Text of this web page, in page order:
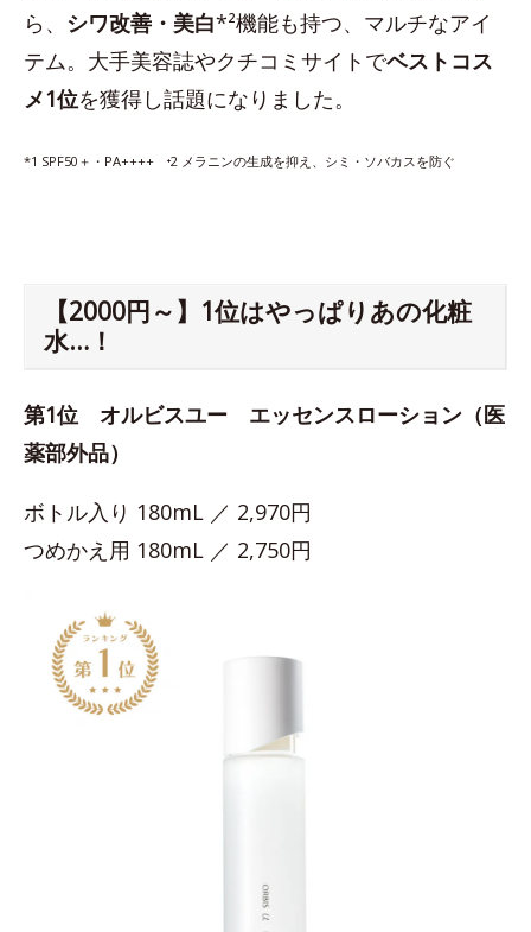
ら、 シワ改善・美白*²機能も持つ、マルチなアイ
テム。大手美容誌やクチコミサイトでベストコス
メ1位を獲得し話題になりました。
*1 SPF50＋・PA++++ ⁺2 メラニンの生成を抑え、シミ・ソバカスを防ぐ
【2000円～】1位はやっぱりあの化粧
水…！
第1位 オルビスユー エッセンスローション（医
薬部外品）
ボトル入り 180mL ／ 2,970円
つめかえ用 180mL ／ 2,750円